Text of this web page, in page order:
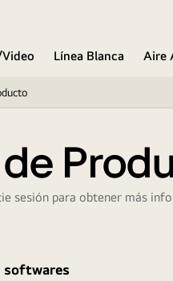
Línea Blanca Aire
sesión para obtener más
softwares